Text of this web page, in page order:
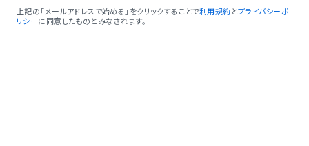
上記の「メールアドレスで始める」をクリックすることで利用規約 とプライバシーポ
リシーに同意したものとみなされます。